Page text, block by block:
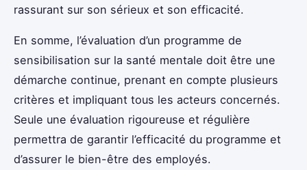
rassurant sur son sérieux et son efficacité.
En somme, l’évaluation d’un programme de
sensibilisation sur la santé mentale doit être une
démarche continue, prenant en compte plusieurs
critères et impliquant tous les acteurs concernés.
Seule une évaluation rigoureuse et régulière
permettra de garantir l’efficacité du programme et
d’assurer le bien-être des employés.